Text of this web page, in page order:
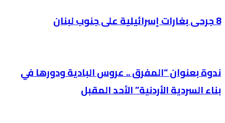
8 جرحى بغارات إسرائيلية على جنوب لبنان
ندوة بعنوان “المفرق .. عروس البادية ودورها في
بناء السردية الأردنية” الأحد المقبل